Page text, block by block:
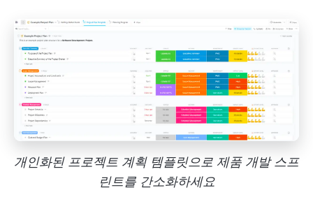
개인화된 프로젝트 계획 템플릿으로 제품 개발 스프
린트를 간소화하세요